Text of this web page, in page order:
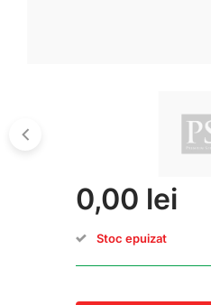
0,00 lei
Stoc epuizat